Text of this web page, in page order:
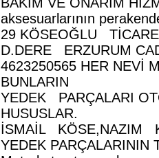
aksesuarlarının
29 KÖSEOĞLU
D.DERE ERZURUM
4623250565 HER NEVİ
BUNLARIN
YEDEK PARÇALARI
HUSUSLAR.
İSMAİL KÖSE,NAZIM
YEDEK PARÇALARININ